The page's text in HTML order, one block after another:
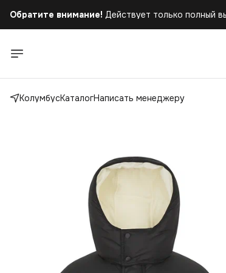
Обратите внимание! Действует только полный
КолумбусКаталогНаписать менеджеру